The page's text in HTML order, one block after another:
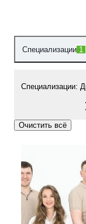
Специализации 1
Специализации:
Очистить всё